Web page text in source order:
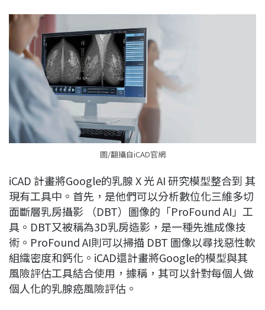
圖/翻攝自iCAD官網
iCAD 計畫將Google的乳腺 X 光 AI 研究模型整合到 其
現有工具中。首先，是他們可以分析數位化三維多切
面斷層乳房攝影 （DBT）圖像的「ProFound AI」工
具。DBT又被稱為3D乳房造影，是一種先進成像技
術。ProFound AI則可以掃描 DBT 圖像以尋找惡性軟
組織密度和鈣化。iCAD還計畫將Google的模型與其
風險評估工具結合使用，據稱，其可以針對每個人做
個人化的乳腺癌風險評估。